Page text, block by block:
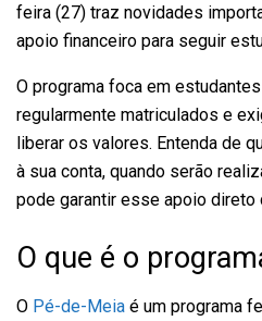
feira (27) traz novidades
apoio financeiro para seguir
O programa foca em
regularmente matriculados e
liberar os valores. Entenda de
à sua conta, quando serão
pode garantir esse apoio direto
O que é o
O Pé-de-Meia é um programa